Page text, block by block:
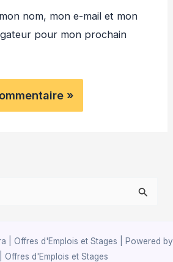
nom, mon e-mail et mon
pour mon prochain
| Offres d'Emplois et Stages | Powered by
Offres d'Emplois et Stages